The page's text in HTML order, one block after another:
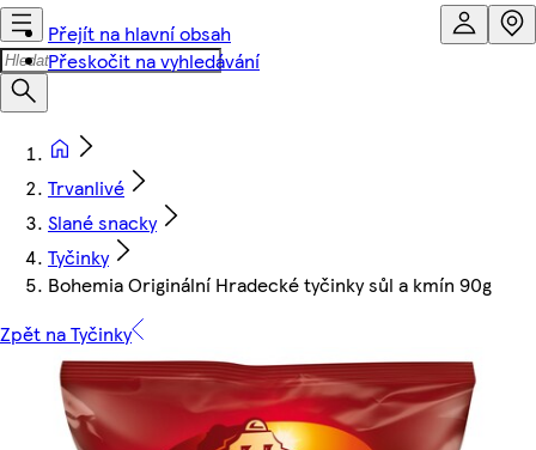
Přejít na hlavní obsah
Přeskočit na vyhledávání
Trvanlivé
Slané snacky
Tyčinky
Bohemia Originální Hradecké tyčinky sůl a kmín 90g
Zpět na Tyčinky